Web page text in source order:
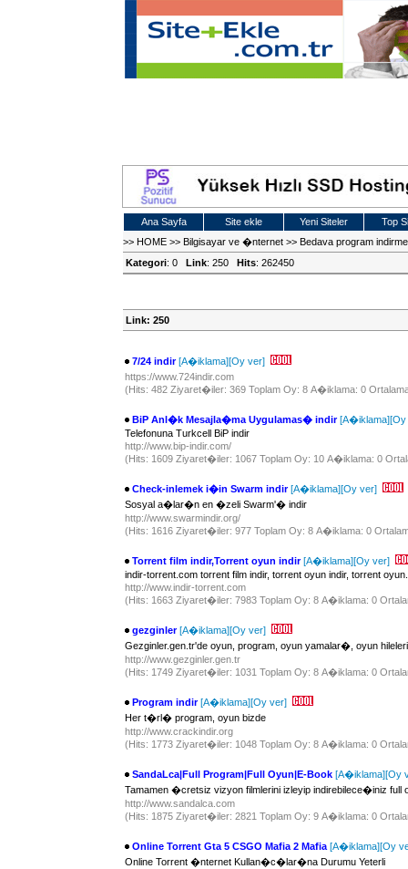
Ana Sayfa Site ekle Yeni Siteler
Top
>> HOME >> Bilgisayar ve �nternet >> Bedava program
Kategori: 0 Link: 250 Hits: 262450
Link: 250
7/24 indir [A�iklama][Oy ver]
https://www.724indir.com
(Hits: 482 Ziyaret�iler: 369 Toplam Oy: 8 A�iklama: 0
BiP Anl�k Mesajla�ma Uygulamas� indir [A�iklama][Oy
Telefonuna Turkcell BiP indir
http://www.bip-indir.com/
(Hits: 1609 Ziyaret�iler: 1067 Toplam Oy: 10 A�iklama: 0
Check-inlemek i�in Swarm indir [A�iklama][Oy ver]
Sosyal a�lar�n en �zeli Swarm'� indir
http://www.swarmindir.org/
(Hits: 1616 Ziyaret�iler: 977 Toplam Oy: 8 A�iklama: 0
Torrent film indir,Torrent oyun indir [A�iklama][Oy ver]
indir-torrent.com torrent film indir, torrent oyun indir, torrent oyun.
http://www.indir-torrent.com
(Hits: 1663 Ziyaret�iler: 7983 Toplam Oy: 8 A�iklama: 0
gezginler [A�iklama][Oy ver]
Gezginler.gen.tr'de oyun, program, oyun yamalar�, oyun
http://www.gezginler.gen.tr
(Hits: 1749 Ziyaret�iler: 1031 Toplam Oy: 8 A�iklama: 0
Program indir [A�iklama][Oy ver]
Her t�rl� program, oyun bizde
http://www.crackindir.org
(Hits: 1773 Ziyaret�iler: 1048 Toplam Oy: 8 A�iklama: 0
SandaLca|Full Program|Full Oyun|E-Book [A�iklama][Oy
Tamamen �cretsiz vizyon filmlerini izleyip indirebilece�iniz
http://www.sandalca.com
(Hits: 1875 Ziyaret�iler: 2821 Toplam Oy: 9 A�iklama: 0
Online Torrent Gta 5 CSGO Mafia 2 Mafia [A�iklama][Oy
Online Torrent �nternet Kullan�c�lar�na Durumu Yeterli